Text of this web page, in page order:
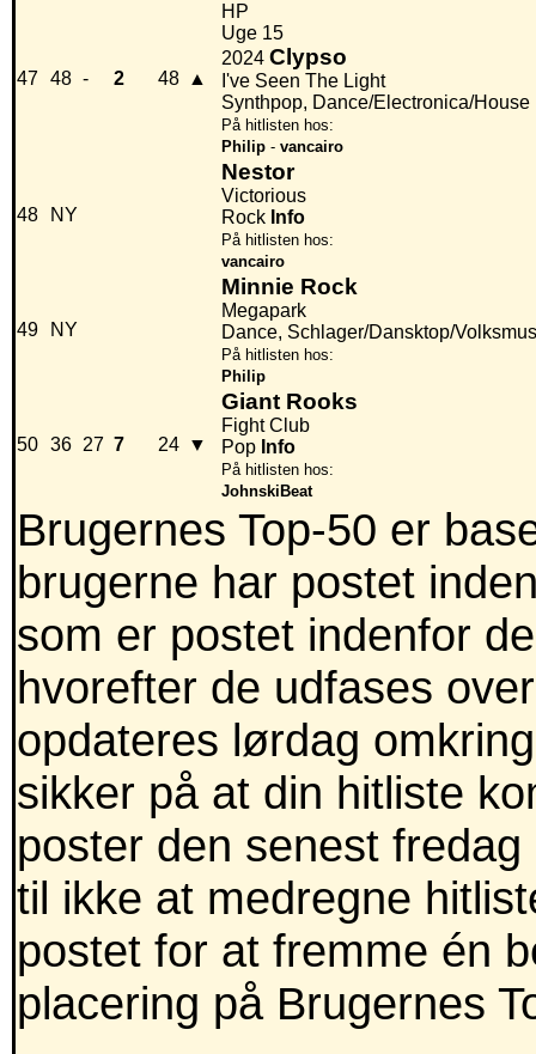
47 48 - 2 48 ▲
HP
Uge 15
2024 Clypso
I've Seen The Light
Synthpop, Dance/Electronica/House
På hitlisten hos:
Philip - vancairo
48 NY
Nestor
Victorious
Rock Info
På hitlisten hos:
vancairo
49 NY
Minnie Rock
Megapark
Dance, Schlager/Dansktop/
På hitlisten hos:
Philip
50 36 27 7 24 ▼
Giant Rooks
Fight Club
Pop Info
På hitlisten hos:
JohnskiBeat
Brugernes Top-50 er
brugerne har postet
som er postet indenfor
hvorefter de udfases
opdateres lørdag
sikker på at din hitliste
poster den senest
til ikke at medregne
postet for at fremme én
placering på Brugernes